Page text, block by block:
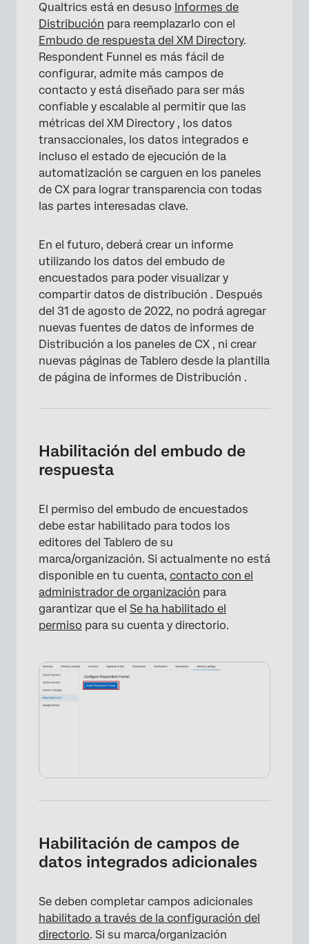
Datos de Distribución de relleno
Informes con el embudo de respuesta
Notas importantes
Preguntas frequentes
Qualtrics está en desuso Informes de
Distribución para reemplazarlo con el
Embudo de respuesta del XM Directory.
Respondent Funnel es más fácil de
configurar, admite más campos de
contacto y está diseñado para ser más
confiable y escalable al permitir que las
métricas del XM Directory , los datos
transaccionales, los datos integrados e
incluso el estado de ejecución de la
automatización se carguen en los paneles
de CX para lograr transparencia con todas
las partes interesadas clave.
En el futuro, deberá crear un informe
utilizando los datos del embudo de
encuestados para poder visualizar y
compartir datos de distribución . Después
del 31 de agosto de 2022, no podrá agregar
nuevas fuentes de datos de informes de
Distribución a los paneles de CX , ni crear
nuevas páginas de Tablero desde la plantilla
de página de informes de Distribución .
Habilitación del embudo de
respuesta
El permiso del embudo de encuestados
debe estar habilitado para todos los
editores del Tablero de su
marca/organización. Si actualmente no está
disponible en tu cuenta, contacto con el
administrador de organización para
garantizar que el Se ha habilitado el
permiso para su cuenta y directorio.
Habilitación de campos de
datos integrados adicionales
Se deben completar campos adicionales
habilitado a través de la configuración del
directorio. Si su marca/organización